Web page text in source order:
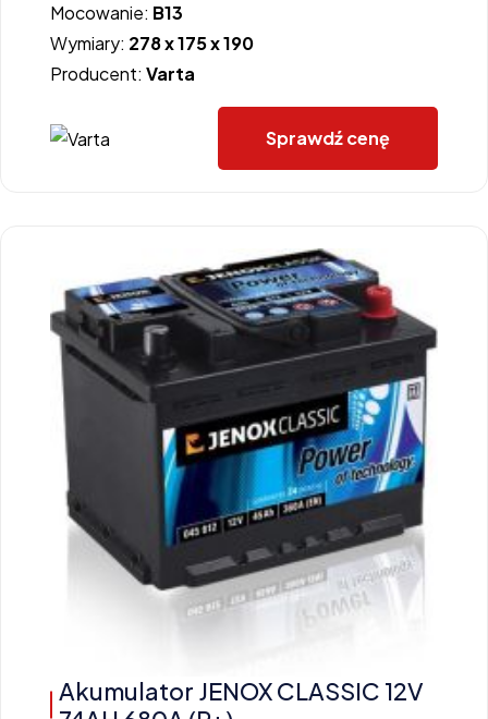
Mocowanie: B13
Wymiary: 278 x 175 x 190
Producent: Varta
Sprawdź cenę
Akumulator JENOX CLASSIC 12V